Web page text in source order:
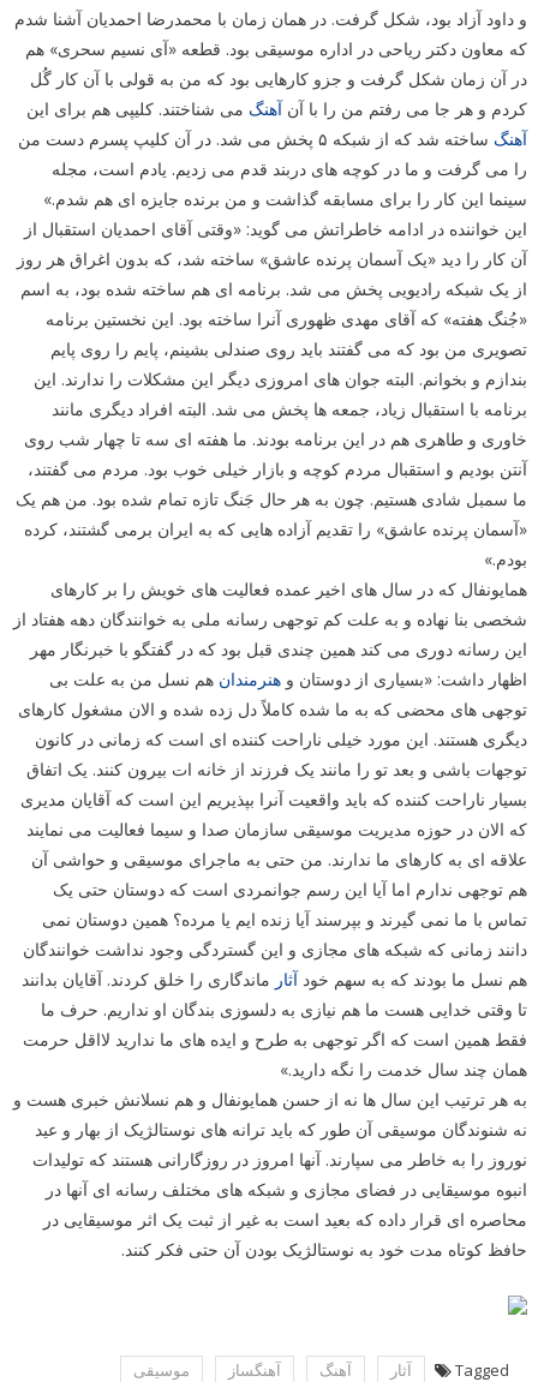
و داود آزاد بود، شکل گرفت. در همان زمان با محمدرضا احمدیان آشنا شدم
که معاون دکتر ریاحی در اداره موسیقی بود. قطعه «آی نسیم سحری» هم
در آن زمان شکل گرفت و جزو کارهایی بود که من به قولی با آن کار گُل
کردم و هر جا می رفتم من را با آنآهنگ می شناختند. کلیپی هم برای این
آهنگ
ساخته شد که از شبکه ۵ پخش می شد. در آن کلیپ پسرم دست من
را می گرفت و ما در کوچه های دربند قدم می زدیم. یادم است، مجله
سینما این کار را برای مسابقه گذاشت و من برنده جایزه ای هم شدم.»
این خواننده در ادامه خاطراتش می گوید: «وقتی آقای احمدیان استقبال از
آن کار را دید «یک آسمان پرنده عاشق» ساخته شد، که بدون اغراق هر روز
از یک شبکه رادیویی پخش می شد. برنامه ای هم ساخته شده بود، به اسم
«جُنگ هفته» که آقای مهدی ظهوری آنرا ساخته بود. این نخستین برنامه
تصویری من بود که می گفتند باید روی صندلی بشینم، پایم را روی پایم
بندازم و بخوانم. البته جوان های امروزی دیگر این مشکلات را ندارند. این
برنامه با استقبال زیاد، جمعه ها پخش می شد. البته افراد دیگری مانند
خاوری و طاهری هم در این برنامه بودند. ما هفته ای سه تا چهار شب روی
آنتن بودیم و استقبال مردم کوچه و بازار خیلی خوب بود. مردم می گفتند،
ما سمبل شادی هستیم. چون به هر حال جَنگ تازه تمام شده بود. من هم یک
«آسمان پرنده عاشق» را تقدیم آزاده هایی که به ایران برمی گشتند، کرده
بودم.»
همایونفال که در سال های اخیر عمده فعالیت های خویش را بر کارهای
شخصی بنا نهاده و به علت کم توجهی رسانه ملی به خوانندگان دهه هفتاد از
این رسانه دوری می کند همین چندی قبل بود که در گفتگو با خبرنگار مهر
اظهار داشت: «بسیاری از دوستان و هنرمندان هم نسل من به علت بی
توجهی های محضی که به ما شده کاملاً دل زده شده و الان مشغول کارهای
دیگری هستند. این مورد خیلی ناراحت کننده ای است که زمانی در کانون
توجهات باشی و بعد تو را مانند یک فرزند از خانه ات بیرون کنند. یک اتفاق
بسیار ناراحت کننده که باید واقعیت آنرا بپذیریم این است که آقایان مدیری
که الان در حوزه مدیریت موسیقی سازمان صدا و سیما فعالیت می نمایند
علاقه ای به کارهای ما ندارند. من حتی به ماجرای موسیقی و حواشی آن
هم توجهی ندارم اما آیا این رسم جوانمردی است که دوستان حتی یک
تماس با ما نمی گیرند و بپرسند آیا زنده ایم یا مرده؟ همین دوستان نمی
دانند زمانی که شبکه های مجازی و این گستردگی وجود نداشت خوانندگان
هم نسل ما بودند که به سهم خودآثار ماندگاری را خلق کردند. آقایان بدانند
تا وقتی خدایی هست ما هم نیازی به دلسوزی بندگان او نداریم. حرف ما
فقط همین است که اگر توجهی به طرح و ایده های ما ندارید لااقل حرمت
همان چند سال خدمت را نگه دارید.»
به هر ترتیب این سال ها نه از حسن همایونفال و هم نسلانش خبری هست و
نه شنوندگان موسیقی آن طور که باید ترانه های نوستالژیک از بهار و عید
نوروز را به خاطر می سپارند. آنها امروز در روزگارانی هستند که تولیدات
انبوه موسیقایی در فضای مجازی و شبکه های مختلف رسانه ای آنها در
محاصره ای قرار داده که بعید است به غیر از ثبت یک اثر موسیقایی در
حافظ کوتاه مدت خود به نوستالژیک بودن آن حتی فکر کنند.
Tagged آثار آهنگ آهنگساز موسیقی